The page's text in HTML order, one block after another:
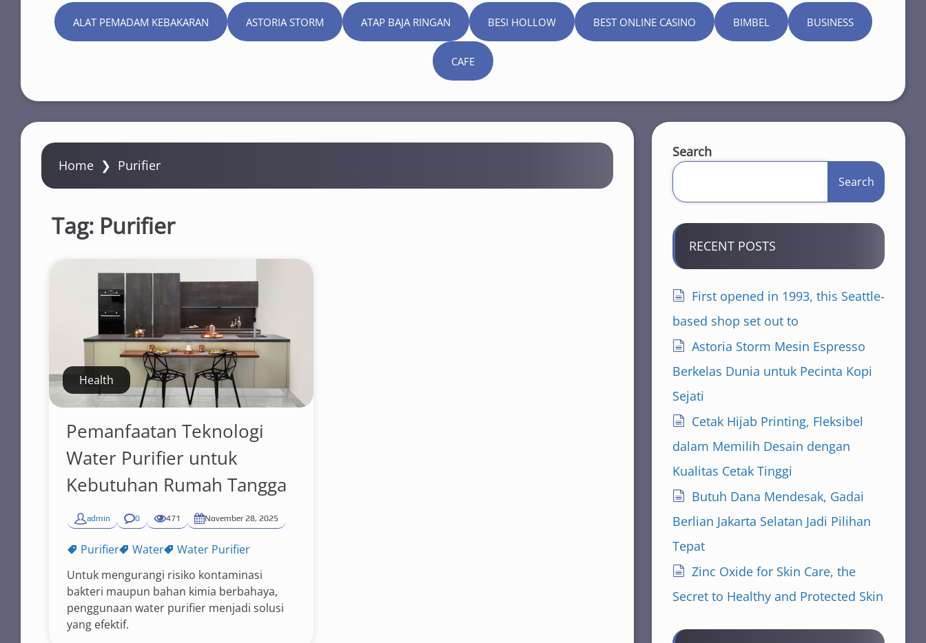
ALAT PEMADAM KEBAKARAN ASTORIA STORM ATAP BAJA RINGAN BESI HOLLOW BEST ONLINE CASINO BIMBEL BUSINESS
CAFE
Home ❯ Purifier
Tag: Purifier
Health
Pemanfaatan Teknologi
Water Purifier untuk
Kebutuhan Rumah Tangga
admin 0 471 November 28, 2025
Purifier Water
Water Purifier
Untuk mengurangi risiko kontaminasi
bakteri maupun bahan kimia berbahaya,
penggunaan water purifier menjadi solusi
yang efektif.
Search
Search
RECENT POSTS
First opened in 1993, this Seattle-
based shop set out to
Astoria Storm Mesin Espresso
Berkelas Dunia untuk Pecinta Kopi
Sejati
Cetak Hijab Printing, Fleksibel
dalam Memilih Desain dengan
Kualitas Cetak Tinggi
Butuh Dana Mendesak, Gadai
Berlian Jakarta Selatan Jadi Pilihan
Tepat
Zinc Oxide for Skin Care, the
Secret to Healthy and Protected Skin